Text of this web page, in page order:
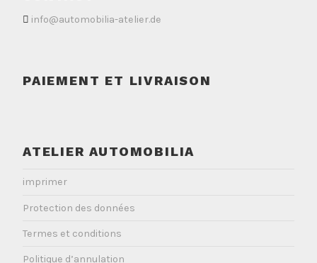
info@automobilia-atelier.de
PAIEMENT ET LIVRAISON
ATELIER AUTOMOBILIA
imprimer
Protection des données
Termes et conditions
Politique d’annulation